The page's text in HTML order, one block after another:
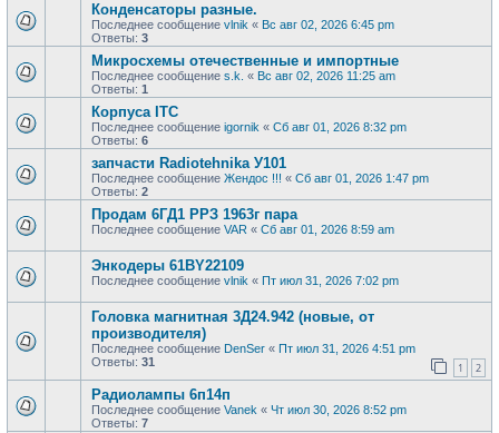
Конденсаторы разные.
Последнее сообщение vlnik « Вс авг 02, 2026 6:45 pm
Ответы: 3
Микросхемы отечественные и импортные
Последнее сообщение s.k. « Вс авг 02, 2026 11:25 am
Ответы: 1
Корпуса ITC
Последнее сообщение igornik « Сб авг 01, 2026 8:32 pm
Ответы: 6
запчасти Radiotehnika У101
Последнее сообщение Жендос !!! « Сб авг 01, 2026 1:47 pm
Ответы: 2
Продам 6ГД1 РРЗ 1963г пара
Последнее сообщение VAR « Сб авг 01, 2026 8:59 am
Энкодеры 61BY22109
Последнее сообщение vlnik « Пт июл 31, 2026 7:02 pm
Головка магнитная 3Д24.942 (новые, от
производителя)
Последнее сообщение DenSer « Пт июл 31, 2026 4:51 pm
Ответы: 31 1 2
Радиолампы 6п14п
Последнее сообщение Vanek « Чт июл 30, 2026 8:52 pm
Ответы: 7